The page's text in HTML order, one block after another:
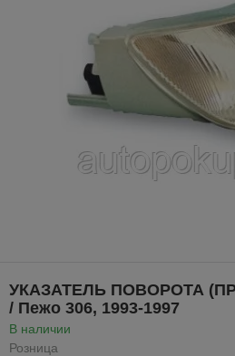
УКАЗАТЕЛЬ ПОВОРОТА
/ Пежо 306, 1993-1997
В наличии
Розница